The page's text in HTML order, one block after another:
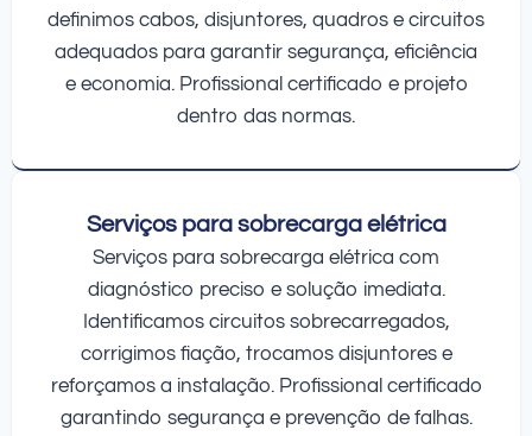
definimos cabos, disjuntores, quadros e circuitos
adequados para garantir segurança, eficiência
e economia. Profissional certificado e projeto
dentro das normas.
Serviços para sobrecarga elétrica
Serviços para sobrecarga elétrica com
diagnóstico preciso e solução imediata.
Identificamos circuitos sobrecarregados,
corrigimos fiação, trocamos disjuntores e
reforçamos a instalação. Profissional certificado
garantindo segurança e prevenção de falhas.